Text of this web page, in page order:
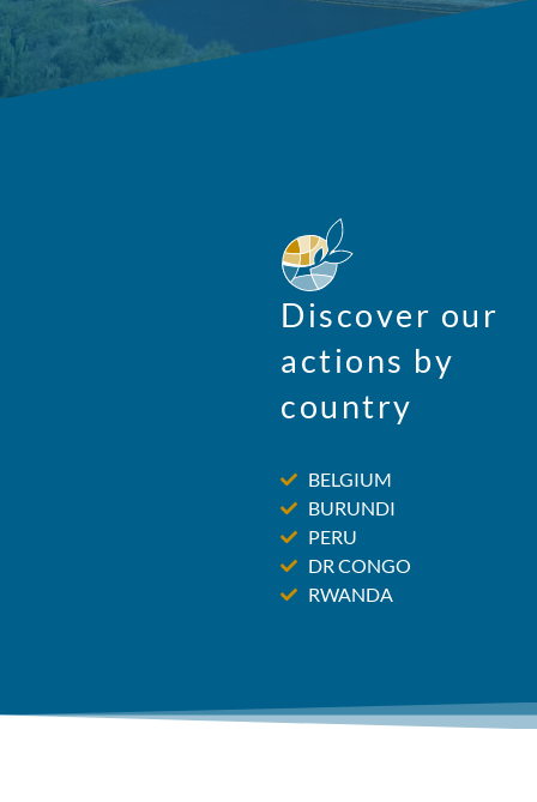
Discover our
actions by
country
BELGIUM
BURUNDI
PERU
DR CONGO
RWANDA